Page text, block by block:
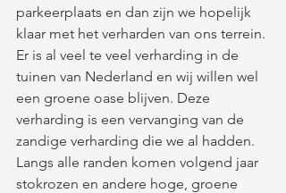
parkeerplaats en dan zijn we hopelijk
klaar met het verharden van ons terrein.
Er is al veel te veel verharding in de
tuinen van Nederland en wij willen wel
een groene oase blijven. Deze
verharding is een vervanging van de
zandige verharding die we al hadden.
Langs alle randen komen volgend jaar
stokrozen en andere hoge, groene